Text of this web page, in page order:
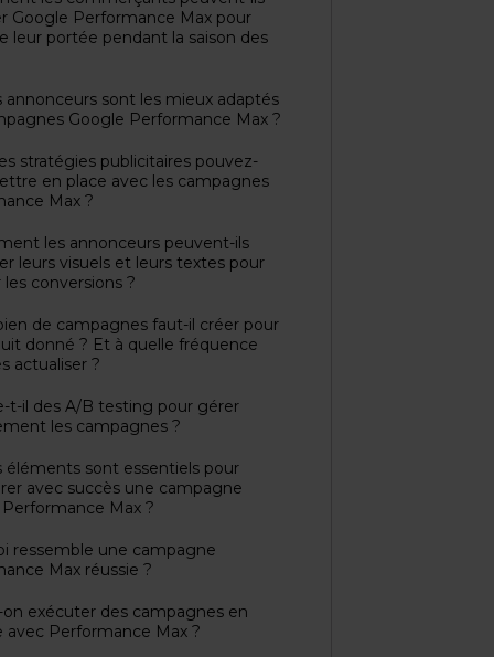
Google Performance Max pour
leur portée pendant la saison des
annonceurs sont les mieux adaptés
Google Performance Max ?
stratégies publicitaires pouvez-
en place avec les campagnes
Max ?
les annonceurs peuvent-ils
leurs visuels et leurs textes pour
conversions ?
de campagnes faut-il créer pour
donné ? Et à quelle fréquence
actualiser ?
t-il des A/B testing pour gérer
les campagnes ?
éléments sont essentiels pour
avec succès une campagne
Max ?
ressemble une campagne
Max réussie ?
exécuter des campagnes en
avec Performance Max ?